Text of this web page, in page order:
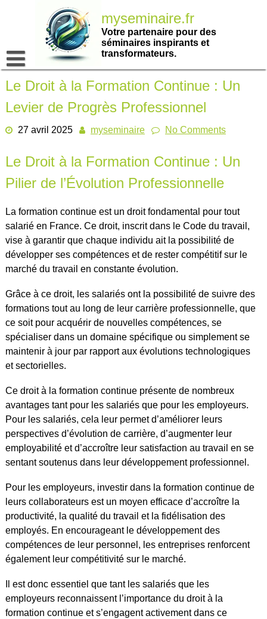
myseminaire.fr
Votre partenaire pour des
séminaires inspirants et
transformateurs.
Le Droit à la Formation Continue : Un
Levier de Progrès Professionnel
27 avril 2025 myseminaire No Comments
Le Droit à la Formation Continue : Un
Pilier de l’Évolution Professionnelle
La formation continue est un droit fondamental pour tout
salarié en France. Ce droit, inscrit dans le Code du travail,
vise à garantir que chaque individu ait la possibilité de
développer ses compétences et de rester compétitif sur le
marché du travail en constante évolution.
Grâce à ce droit, les salariés ont la possibilité de suivre des
formations tout au long de leur carrière professionnelle, que
ce soit pour acquérir de nouvelles compétences, se
spécialiser dans un domaine spécifique ou simplement se
maintenir à jour par rapport aux évolutions technologiques
et sectorielles.
Ce droit à la formation continue présente de nombreux
avantages tant pour les salariés que pour les employeurs.
Pour les salariés, cela leur permet d’améliorer leurs
perspectives d’évolution de carrière, d’augmenter leur
employabilité et d’accroître leur satisfaction au travail en se
sentant soutenus dans leur développement professionnel.
Pour les employeurs, investir dans la formation continue de
leurs collaborateurs est un moyen efficace d’accroître la
productivité, la qualité du travail et la fidélisation des
employés. En encourageant le développement des
compétences de leur personnel, les entreprises renforcent
également leur compétitivité sur le marché.
Il est donc essentiel que tant les salariés que les
employeurs reconnaissent l’importance du droit à la
formation continue et s’engagent activement dans ce